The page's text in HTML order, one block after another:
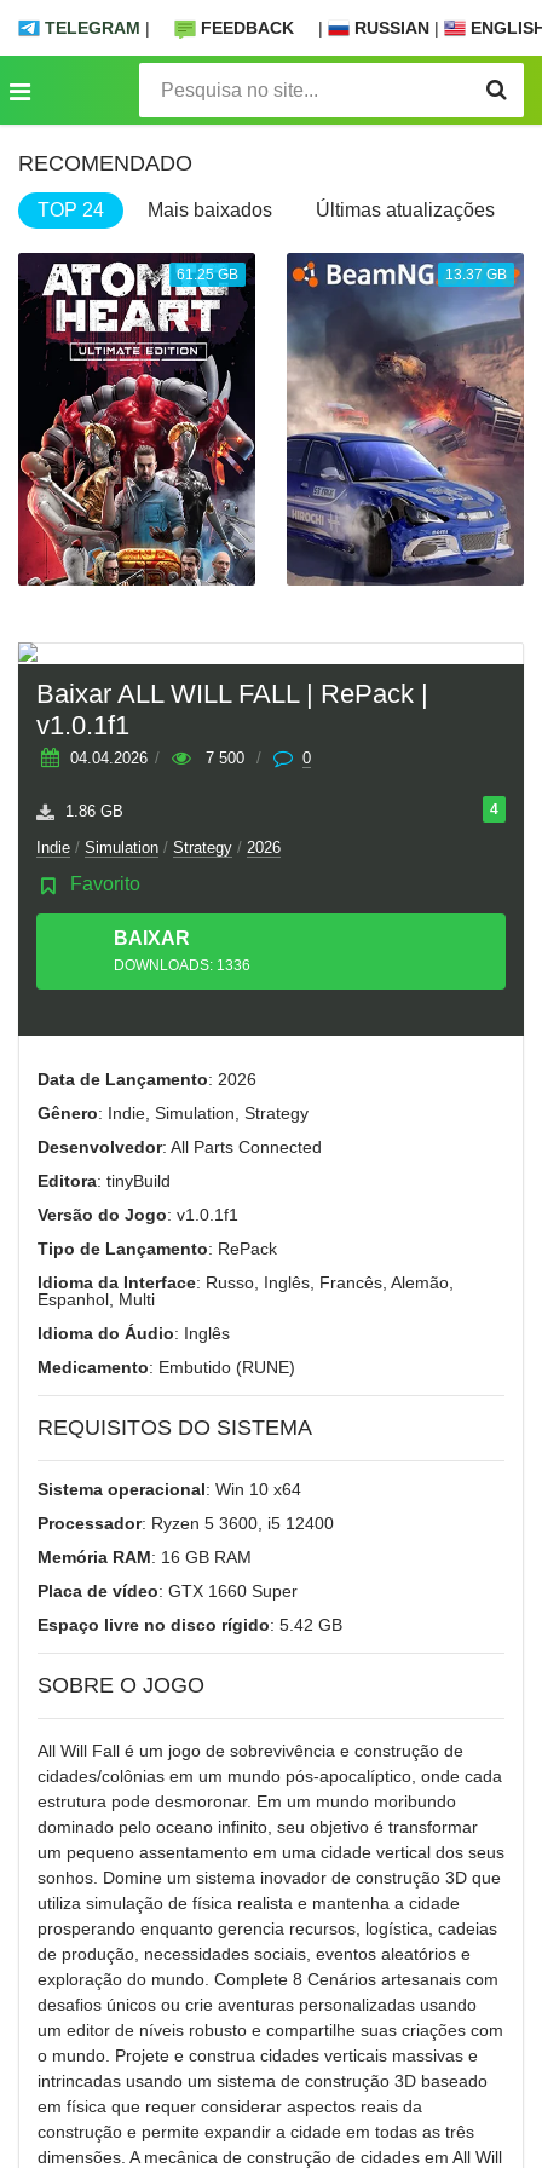
TELEGRAM | FEEDBACK | RUSSIAN |
RECOMENDADO
TOP 24 Mais baixados Últimas atualizações
61.25 GB 13.37 GB
Baixar ALL WILL FALL | RePack |
v1.0.1f1
04.04.2026 / 7 500 / 0
4
1.86 GB
Indie / Simulation / Strategy / 2026
Favorito
BAIXAR
TORRENTDOWNLOADS: 1336
Data de Lançamento: 2026
Gênero: Indie, Simulation, Strategy
Desenvolvedor: All Parts Connected
Editora: tinyBuild
Versão do Jogo: v1.0.1f1
Tipo de Lançamento: RePack
Idioma da Interface: Russo, Inglês, Francês, Alemão,
Espanhol, Multi
Idioma do Áudio: Inglês
Medicamento: Embutido (RUNE)
REQUISITOS DO SISTEMA
Sistema operacional: Win 10 x64
Processador: Ryzen 5 3600, i5 12400
Memória RAM: 16 GB RAM
Placa de vídeo: GTX 1660 Super
Espaço livre no disco rígido: 5.42 GB
SOBRE O JOGO
All Will Fall é um jogo de sobrevivência e construção de
cidades/colônias em um mundo pós-apocalíptico, onde cada
estrutura pode desmoronar. Em um mundo moribundo
dominado pelo oceano infinito, seu objetivo é transformar
um pequeno assentamento em uma cidade vertical dos seus
sonhos. Domine um sistema inovador de construção 3D que
utiliza simulação de física realista e mantenha a cidade
prosperando enquanto gerencia recursos, logística, cadeias
de produção, necessidades sociais, eventos aleatórios e
exploração do mundo. Complete 8 Cenários artesanais com
desafios únicos ou crie aventuras personalizadas usando
um editor de níveis robusto e compartilhe suas criações com
o mundo. Projete e construa cidades verticais massivas e
intrincadas usando um sistema de construção 3D baseado
em física que requer considerar aspectos reais da
construção e permite expandir a cidade em todas as três
dimensões. A mecânica de construção de cidades em All Will